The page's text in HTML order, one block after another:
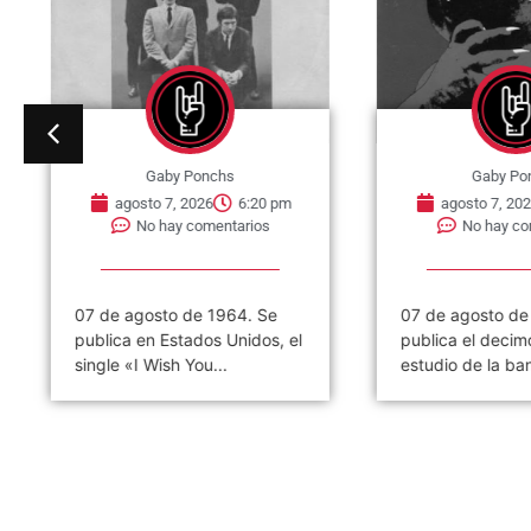
Gaby Ponchs
agosto 7, 2026
6:20 pm
No hay comentarios
07 de agosto de 1964. Se
publica en Estados Unidos, el
single «I Wish You...
Gaby
agosto 7,
No hay
07 de agosto de
publica el
estudio de la